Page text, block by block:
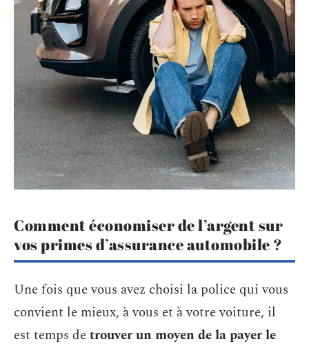
Comment économiser de l’argent sur
vos primes d’assurance automobile ?
Une fois que vous avez choisi la police qui vous
convient le mieux, à vous et à votre voiture, il
est temps detrouver un moyen de la payer le